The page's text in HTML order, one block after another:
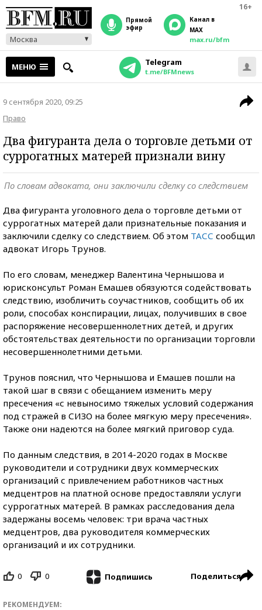
16+
Москва
прямой
эфир
Канал в
MAX
max.ru/bfm
МЕНЮ Telegram
t.me/BFMnews
9 сентября 2020, 09:25
Право
Два фигуранта дела о торговле детьми от
суррогатных матерей признали вину
По словам адвоката, они заключили сделку со следствием
Два фигуранта уголовного дела о торговле детьми от
суррогатных матерей дали признательные показания и
заключили сделку со следствием. Об этом ТАСС сообщил
адвокат Игорь Трунов.
По его словам, менеджер Валентина Чернышова и
юрисконсульт Роман Емашев обязуются содействовать
следствию, изобличить соучастников, сообщить об их
роли, способах конспирации, лицах, получивших в свое
распоряжение несовершеннолетних детей, и других
обстоятельствах деятельности по организации торговли
несовершеннолетними детьми.
Трунов пояснил, что Чернышова и Емашев пошли на
такой шаг в связи с обещанием изменить меру
пресечения «с невыносимо тяжелых условий содержания
под стражей в СИЗО на более мягкую меру пресечения».
Также они надеются на более мягкий приговор суда.
По данным следствия, в 2014-2020 годах в Москве
руководители и сотрудники двух коммерческих
организаций с привлечением работников частных
медцентров на платной основе предоставляли услуги
суррогатных матерей. В рамках расследования дела
задержаны восемь человек: три врача частных
медцентров, два руководителя коммерческих
организаций и их сотрудники.
0 0 Подпишись Поделиться
РЕКОМЕНДУЕМ: